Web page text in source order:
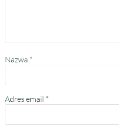
Nazwa *
Adres email *